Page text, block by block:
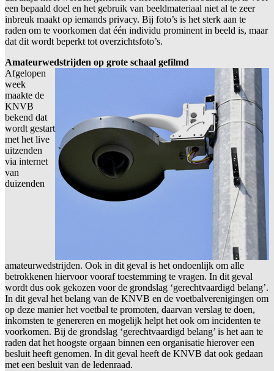
een bepaald doel en het gebruik van beeldmateriaal niet al te zeer
inbreuk maakt op iemands privacy. Bij foto’s is het sterk aan te
raden om te voorkomen dat één individu prominent in beeld is, maar
dat dit wordt beperkt tot overzichtsfoto’s.
Amateurwedstrijden op grote schaal gefilmd
Afgelopen
week
maakte de
KNVB
bekend dat
wordt gestart
met het live
uitzenden
via internet
van
duizenden
amateurwedstrijden. Ook in dit geval is het ondoenlijk om alle
betrokkenen hiervoor vooraf toestemming te vragen. In dit geval
wordt dus ook gekozen voor de grondslag ‘gerechtvaardigd belang’.
In dit geval het belang van de KNVB en de voetbalverenigingen om
op deze manier het voetbal te promoten, daarvan verslag te doen,
inkomsten te genereren en mogelijk helpt het ook om incidenten te
voorkomen. Bij de grondslag ‘gerechtvaardigd belang’ is het aan te
raden dat het hoogste orgaan binnen een organisatie hierover een
besluit heeft genomen. In dit geval heeft de KNVB dat ook gedaan
met een besluit van de ledenraad.